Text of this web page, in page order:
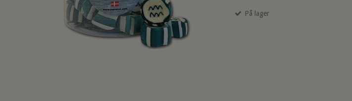
På lager